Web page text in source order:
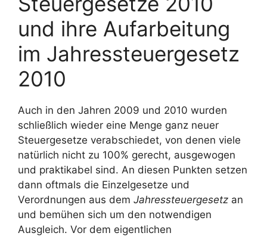
und ihre Aufarbeitung
im Jahressteuergesetz
2010
Auch in den Jahren 2009 und 2010 wurden
schließlich wieder eine Menge ganz neuer
Steuergesetze verabschiedet, von denen viele
natürlich nicht zu 100% gerecht, ausgewogen
und praktikabel sind. An diesen Punkten setzen
dann oftmals die Einzelgesetze und
Verordnungen aus dem Jahressteuergesetz an
und bemühen sich um den notwendigen
Ausgleich. Vor dem eigentlichen